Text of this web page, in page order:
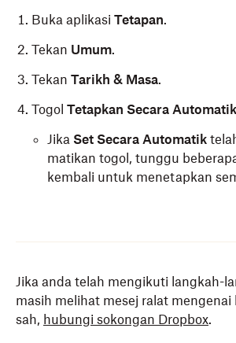
Buka aplikasi Tetapan.
Tekan Umum.
Tekan Tarikh & Masa.
Togol Tetapkan Secara Automatik
Jika Set Secara Automatik
matikan togol, tunggu
kembali untuk menetapkan
Jika anda telah mengikuti langkah-
masih melihat mesej ralat mengenai
sah, hubungi sokongan Dropbox.